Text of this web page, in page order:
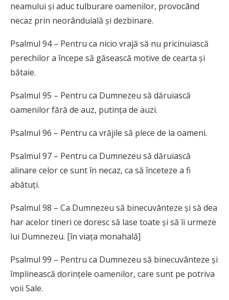
neamului și aduc tulburare oamenilor, provocând
necaz prin neorânduială și dezbinare.
Psalmul 94 – Pentru ca nicio vrajă să nu pricinuiască
perechilor a începe să găsească motive de cearta și
bătaie.
Psalmul 95 – Pentru ca Dumnezeu să dăruiască
oamenilor fără de auz, putința de auzi.
Psalmul 96 – Pentru ca vrăjile să plece de la oameni.
Psalmul 97 – Pentru ca Dumnezeu să dăruiască
alinare celor ce sunt în necaz, ca să înceteze a fi
abătuți.
Psalmul 98 – Ca Dumnezeu să binecuvânteze și să dea
har acelor tineri ce doresc să lase toate și să îi urmeze
lui Dumnezeu. [în viața monahală]
Psalmul 99 – Pentru ca Dumnezeu să binecuvânteze și
împlinească dorințele oamenilor, care sunt pe potriva
voii Sale.